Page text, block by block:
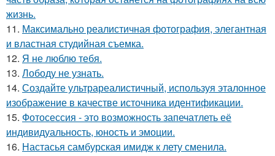
жизнь.
11. Максимально реалистичная фотография, элегантная
и властная студийная съемка.
12. Я не люблю тебя.
13. Лободу не узнать.
14. Создайте ультрареалистичный, используя эталонное
изображение в качестве источника идентификации.
15. Фотосессия - это возможность запечатлеть её
индивидуальность, юность и эмоции.
16. Настасья самбурская имидж к лету сменила.